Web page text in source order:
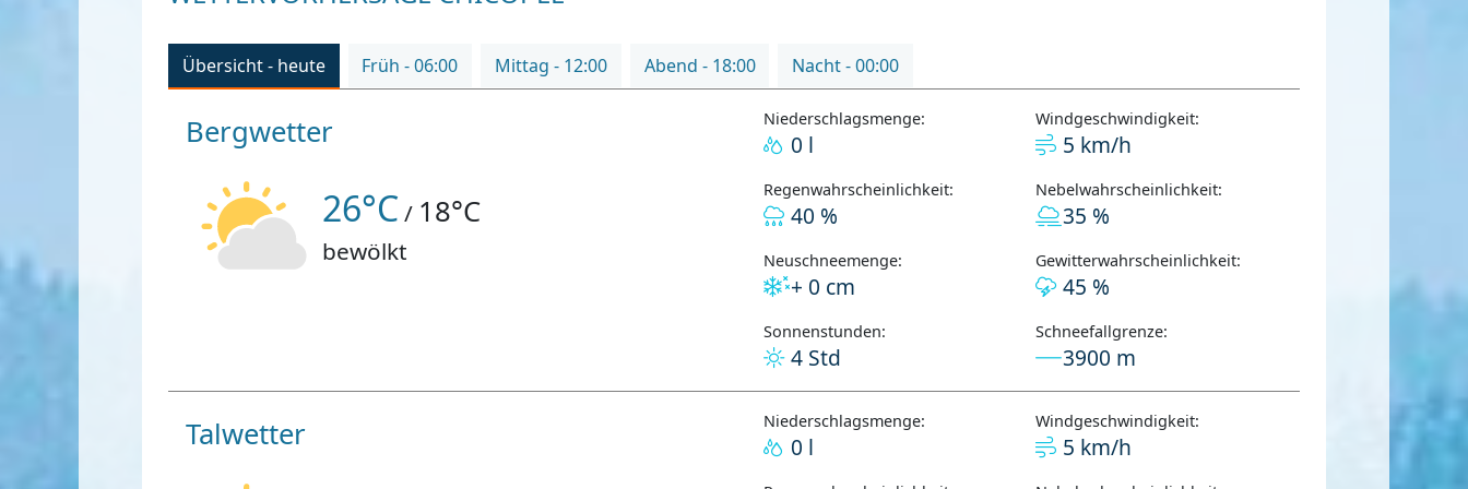
Übersicht - heute Früh - 06:00 Mittag - 12:00 Abend - 18:00 Nacht - 00:00
Bergwetter
26°C / 18°C
bewölkt
Niederschlagsmenge:
0 l
Regenwahrscheinlichkeit:
40 %
Neuschneemenge:
+ 0 cm
Sonnenstunden:
4 Std
Windgeschwindigkeit:
5 km/h
Nebelwahrscheinlichkeit:
35 %
Gewitterwahrscheinlichkeit:
45 %
Schneefallgrenze:
3900 m
Talwetter Niederschlagsmenge:
0 l
Windgeschwindigkeit:
5 km/h